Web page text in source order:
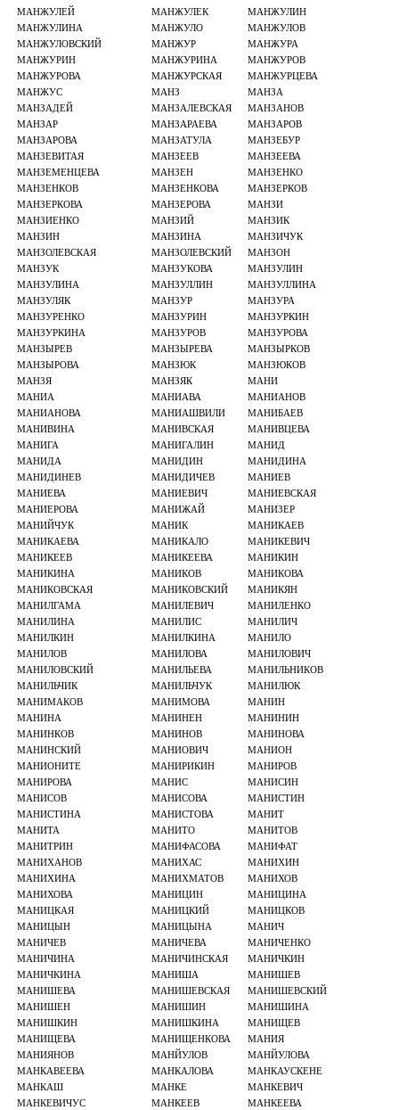
МАНЖУЛЕЙ
МАНЖУЛЕК
МАНЖУЛИН
МАНЖУЛИНА
МАНЖУЛО
МАНЖУЛОВ
МАНЖУЛОВСКИЙ
МАНЖУР
МАНЖУРА
МАНЖУРИН
МАНЖУРИНА
МАНЖУРОВ
МАНЖУРОВА
МАНЖУРСКАЯ
МАНЖУРЦЕВА
МАНЖУС
МАНЗ
МАНЗА
МАНЗАДЕЙ
МАНЗАЛЕВСКАЯ
МАНЗАНОВ
МАНЗАР
МАНЗАРАЕВА
МАНЗАРОВ
МАНЗАРОВА
МАНЗАТУЛА
МАНЗЕБУР
МАНЗЕВИТАЯ
МАНЗЕЕВ
МАНЗЕЕВА
МАНЗЕМЕНЦЕВА
МАНЗЕН
МАНЗЕНКО
МАНЗЕНКОВ
МАНЗЕНКОВА
МАНЗЕРКОВ
МАНЗЕРКОВА
МАНЗЕРОВА
МАНЗИ
МАНЗИЕНКО
МАНЗИЙ
МАНЗИК
МАНЗИН
МАНЗИНА
МАНЗИЧУК
МАНЗОЛЕВСКАЯ
МАНЗОЛЕВСКИЙ
МАНЗОН
МАНЗУК
МАНЗУКОВА
МАНЗУЛИН
МАНЗУЛИНА
МАНЗУЛЛИН
МАНЗУЛЛИНА
МАНЗУЛЯК
МАНЗУР
МАНЗУРА
МАНЗУРЕНКО
МАНЗУРИН
МАНЗУРКИН
МАНЗУРКИНА
МАНЗУРОВ
МАНЗУРОВА
МАНЗЫРЕВ
МАНЗЫРЕВА
МАНЗЫРКОВ
МАНЗЫРОВА
МАНЗЮК
МАНЗЮКОВ
МАНЗЯ
МАНЗЯК
МАНИ
МАНИА
МАНИАВА
МАНИАНОВ
МАНИАНОВА
МАНИАШВИЛИ
МАНИБАЕВ
МАНИВИНА
МАНИВСКАЯ
МАНИВЦЕВА
МАНИГА
МАНИГАЛИН
МАНИД
МАНИДА
МАНИДИН
МАНИДИНА
МАНИДИНЕВ
МАНИДИЧЕВ
МАНИЕВ
МАНИЕВА
МАНИЕВИЧ
МАНИЕВСКАЯ
МАНИЕРОВА
МАНИЖАЙ
МАНИЗЕР
МАНИЙЧУК
МАНИК
МАНИКАЕВ
МАНИКАЕВА
МАНИКАЛО
МАНИКЕВИЧ
МАНИКЕЕВ
МАНИКЕЕВА
МАНИКИН
МАНИКИНА
МАНИКОВ
МАНИКОВА
МАНИКОВСКАЯ
МАНИКОВСКИЙ
МАНИКЯН
МАНИЛГАМА
МАНИЛЕВИЧ
МАНИЛЕНКО
МАНИЛИНА
МАНИЛИС
МАНИЛИЧ
МАНИЛКИН
МАНИЛКИНА
МАНИЛО
МАНИЛОВ
МАНИЛОВА
МАНИЛОВИЧ
МАНИЛОВСКИЙ
МАНИЛЬЕВА
МАНИЛЬНИКОВ
МАНИЛЬЧИК
МАНИЛЬЧУК
МАНИЛЮК
МАНИМАКОВ
МАНИМОВА
МАНИН
МАНИНА
МАНИНЕН
МАНИНИН
МАНИНКОВ
МАНИНОВ
МАНИНОВА
МАНИНСКИЙ
МАНИОВИЧ
МАНИОН
МАНИОНИТЕ
МАНИРИКИН
МАНИРОВ
МАНИРОВА
МАНИС
МАНИСИН
МАНИСОВ
МАНИСОВА
МАНИСТИН
МАНИСТИНА
МАНИСТОВА
МАНИТ
МАНИТА
МАНИТО
МАНИТОВ
МАНИТРИН
МАНИФАСОВА
МАНИФАТ
МАНИХАНОВ
МАНИХАС
МАНИХИН
МАНИХИНА
МАНИХМАТОВ
МАНИХОВ
МАНИХОВА
МАНИЦИН
МАНИЦИНА
МАНИЦКАЯ
МАНИЦКИЙ
МАНИЦКОВ
МАНИЦЫН
МАНИЦЫНА
МАНИЧ
МАНИЧЕВ
МАНИЧЕВА
МАНИЧЕНКО
МАНИЧИНА
МАНИЧИНСКАЯ
МАНИЧКИН
МАНИЧКИНА
МАНИША
МАНИШЕВ
МАНИШЕВА
МАНИШЕВСКАЯ
МАНИШЕВСКИЙ
МАНИШЕН
МАНИШИН
МАНИШИНА
МАНИШКИН
МАНИШКИНА
МАНИЩЕВ
МАНИЩЕВА
МАНИЩЕНКОВА
МАНИЯ
МАНИЯНОВ
МАНЙУЛОВ
МАНЙУЛОВА
МАНКАВЕЕВА
МАНКАЛОВА
МАНКАУСКЕНЕ
МАНКАШ
МАНКЕ
МАНКЕВИЧ
МАНКЕВИЧУС
МАНКЕЕВ
МАНКЕЕВА